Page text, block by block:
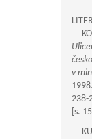
v
238-
[s.